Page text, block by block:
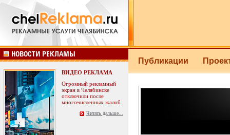
ВИДЕО РЕКЛАМА
Огромный рекламный
экран в Челябинске
отключили после
многочисленных жалоб
Читать дальше...
Публикации